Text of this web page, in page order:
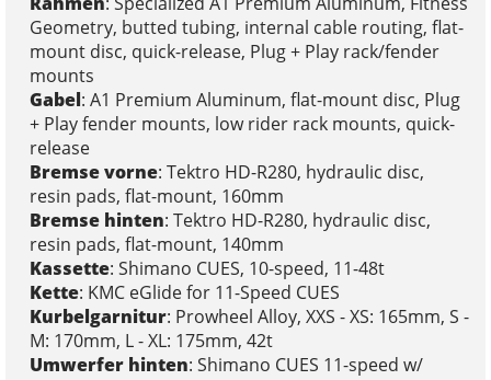
Geometry, butted tubing, internal cable routing, flat-
mount disc, quick-release, Plug + Play rack/fender
mounts
Gabel: A1 Premium Aluminum, flat-mount disc, Plug
+ Play fender mounts, low rider rack mounts, quick-
release
Bremse vorne: Tektro HD-R280, hydraulic disc,
resin pads, flat-mount, 160mm
Bremse hinten: Tektro HD-R280, hydraulic disc,
resin pads, flat-mount, 140mm
Kassette: Shimano CUES, 10-speed, 11-48t
Kette: KMC eGlide for 11-Speed CUES
Kurbelgarnitur: Prowheel Alloy, XXS - XS: 165mm, S -
M: 170mm, L - XL: 175mm, 42t
Umwerfer hinten: Shimano CUES 11-speed w/